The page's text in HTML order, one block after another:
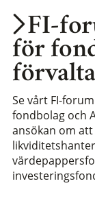
FI-
för
Se vårt FI-
fondbolag och
ansökan om